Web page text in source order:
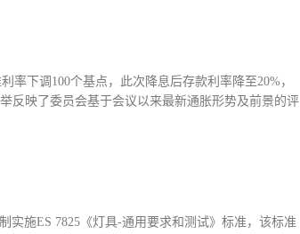
率下调100个基点，此次降息后存款利率降至20%，
反映了委员会基于会议以来最新通胀形势及前景的评
实施ES 7825《灯具-通用要求和测试》标准，该标准